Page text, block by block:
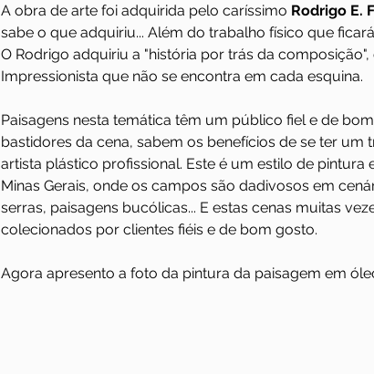
A obra de arte foi adquirida pelo caríssimo Rodrigo E.
sabe o que adquiriu... Além do trabalho físico que
O Rodrigo adquiriu a "história por trás da
Impressionista que não se encontra em cada esquina.
Paisagens nesta temática têm um público fiel e de
bastidores da cena, sabem os benefícios de se ter
artista plástico profissional. Este é um estilo de
Minas Gerais, onde os campos são dadivosos em
serras, paisagens bucólicas... E estas cenas muitas
colecionados por clientes fiéis e de bom gosto.
Agora apresento a foto da pintura da paisagem em